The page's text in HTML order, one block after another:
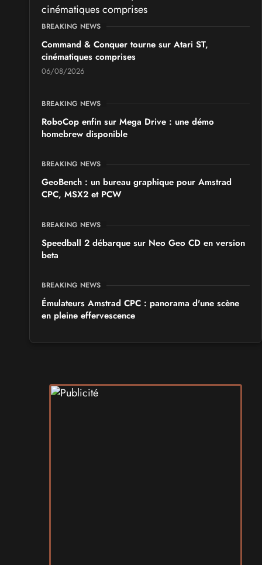
BREAKING NEWS
Command & Conquer tourne sur Atari ST,
cinématiques comprises
06/08/2026
BREAKING NEWS
RoboCop enfin sur Mega Drive : une démo
homebrew disponible
BREAKING NEWS
GeoBench : un bureau graphique pour Amstrad
CPC, MSX2 et PCW
BREAKING NEWS
Speedball 2 débarque sur Neo Geo CD en version
beta
BREAKING NEWS
Émulateurs Amstrad CPC : panorama d'une scène
en pleine effervescence